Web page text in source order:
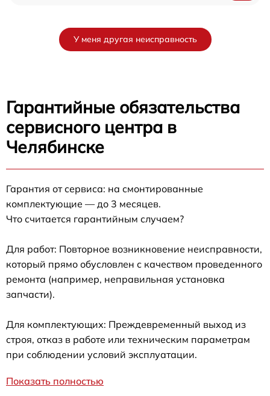
У меня другая неисправность
Гарантийные обязательства
сервисного центра в
Челябинске
Гарантия от сервиса: на смонтированные
комплектующие — до 3 месяцев.
Что считается гарантийным случаем?
Для работ: Повторное возникновение неисправности,
который прямо обусловлен с качеством проведенного
ремонта (например, неправильная установка
запчасти).
Для комплектующих: Преждевременный выход из
строя, отказ в работе или техническим параметрам
при соблюдении условий эксплуатации.
Показать полностью